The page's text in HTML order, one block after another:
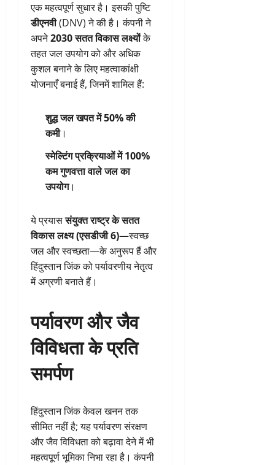
एक महत्वपूर्ण सुधार है। इसकी पुष्टि
डीएनवी(DNV) ने की है। कंपनी ने
अपने2030 सतत विकास लक्ष्योंके
तहत जल उपयोग को और अधिक
कुशल बनाने के लिए महत्वाकांक्षी
योजनाएँ बनाई हैं, जिनमें शामिल हैं:
शुद्ध जल खपत में 50% की
कमी।
स्मेल्टिंग प्रक्रियाओं में 100%
कम गुणवत्ता वाले जल का
उपयोग।
ये प्रयाससंयुक्त राष्ट्र के सतत
विकास लक्ष्य (एसडीजी 6)—स्वच्छ
जल और स्वच्छता—के अनुरूप हैं और
हिंदुस्तान जिंक को पर्यावरणीय नेतृत्व
में अग्रणी बनाते हैं।
पर्यावरण और जैव
विविधता के प्रति
समर्पण
हिंदुस्तान जिंक केवल खनन तक
सीमित नहीं है; यह पर्यावरण संरक्षण
और जैव विविधता को बढ़ावा देने में भी
महत्वपूर्ण भूमिका निभा रहा है। कंपनी